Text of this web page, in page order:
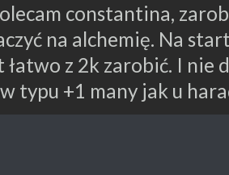
constantina,
na alchemię. Na
łatwo z 2k zarobić. I nie
typu +1 many jak u